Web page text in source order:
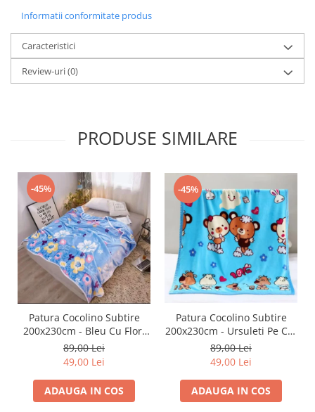
Informatii conformitate produs
Caracteristici
Review-uri(0)
PRODUSE SIMILARE
-45%
Patura Cocolino Subtire
200x230cm - Bleu Cu Flori
Vesele
89,00 Lei
49,00 Lei
ADAUGA IN COS
-45%
Patura Cocolino Subtire
200x230cm - Ursuleti Pe Cer
Albastru
89,00 Lei
49,00 Lei
ADAUGA IN COS